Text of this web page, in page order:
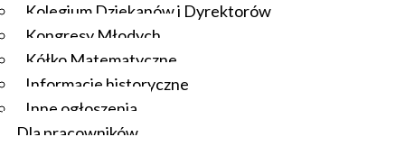
Kolegium Dziekanów i Dyrektorów
Kongresy Młodych
Kółko Matematyczne
Informacje historyczne
Inne ogłoszenia
Dla pracowników